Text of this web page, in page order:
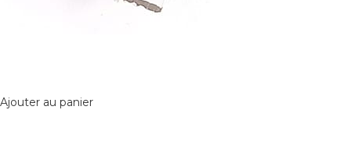
Ajouter au panier